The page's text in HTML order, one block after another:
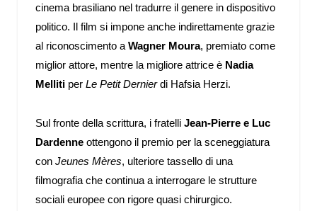
cinema brasiliano nel tradurre il genere in dispositivo
politico. Il film si impone anche indirettamente grazie
al riconoscimento a Wagner Moura, premiato come
miglior attore, mentre la migliore attrice è Nadia
Melliti per Le Petit Dernierdi Hafsia Herzi.
Sul fronte della scrittura, i fratelli Jean-Pierre e Luc
Dardenne ottengono il premio per la sceneggiatura
con Jeunes Mères, ulteriore tassello di una
filmografia che continua a interrogare le strutture
sociali europee con rigore quasi chirurgico.